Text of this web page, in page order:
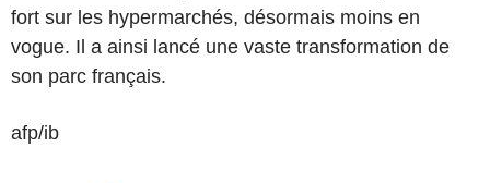
fort sur les hypermarchés, désormais moins en
vogue. Il a ainsi lancé une vaste transformation de
son parc français.
afp/ib